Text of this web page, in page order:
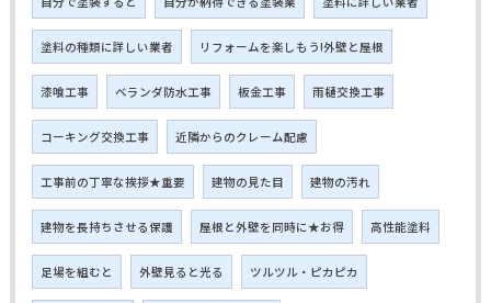
塗料の種類に詳しい業者 リフォームを楽しもう!外壁と屋根
漆喰工事 ベランダ防水工事 板金工事 雨樋交換工事
コーキング交換工事 近隣からのクレーム配慮
工事前の丁寧な挨拶★重要 建物の見た目 建物の汚れ
建物を長持ちさせる保護 屋根と外壁を同時に★お得 高性能塗料
足場を組むと 外壁見ると光る ツルツル・ピカピカ